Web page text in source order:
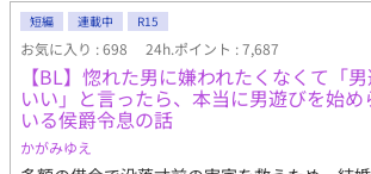
短編 連載中 R15
お気に入り : 698 24h.ポイント : 7,687
【BL】惚れた男に嫌われたくなくて「
いい」と言ったら、本当に男遊びを始め
いる侯爵令息の話
かがみゆえ